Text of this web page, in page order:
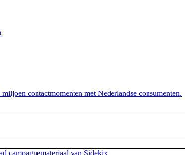
contactmomenten met Nederlandse consumenten.